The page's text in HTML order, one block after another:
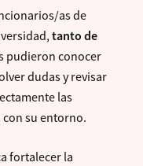
as de
tanto de
pudieron conocer
dudas y revisar
las
su entorno.
fortalecer la